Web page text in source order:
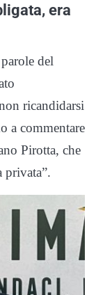
era
del
ricandidarsi
a commentare
Pirotta, che
privata”.